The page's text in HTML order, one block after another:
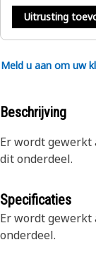
Uitrusting
Meld u aan om uw
Beschrijving
Er wordt gewerkt
dit onderdeel.
Specificaties
Er wordt gewerkt
onderdeel.